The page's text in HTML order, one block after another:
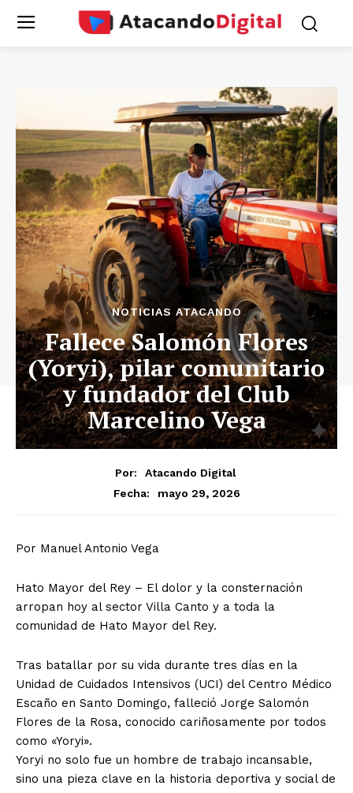
NOTICIAS ATACANDO
Fallece Salomón Flores
(Yoryi), pilar comunitario
y fundador del Club
Marcelino Vega
Por:
Atacando Digital
Fecha:
mayo 29, 2026
​Por Manuel Antonio Vega
Hato Mayor del Rey – El dolor y la consternación
arropan hoy al sector Villa Canto y a toda la
comunidad de Hato Mayor del Rey.
Tras batallar por su vida durante tres días en la
Unidad de Cuidados Intensivos (UCI) del Centro Médico
Escaño en Santo Domingo, falleció Jorge Salomón
Flores de la Rosa, conocido cariñosamente por todos
como «Yoryi».
​Yoryi no solo fue un hombre de trabajo incansable,
sino una pieza clave en la historia deportiva y social de